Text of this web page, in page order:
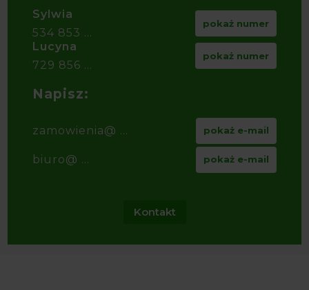
Sylwia
534 853 ...
pokaż numer
Lucyna
729 856 ...
pokaż numer
Napisz:
zamowienia@ ... pokaż e-mail
biuro@ ... pokaż e-mail
Kontakt